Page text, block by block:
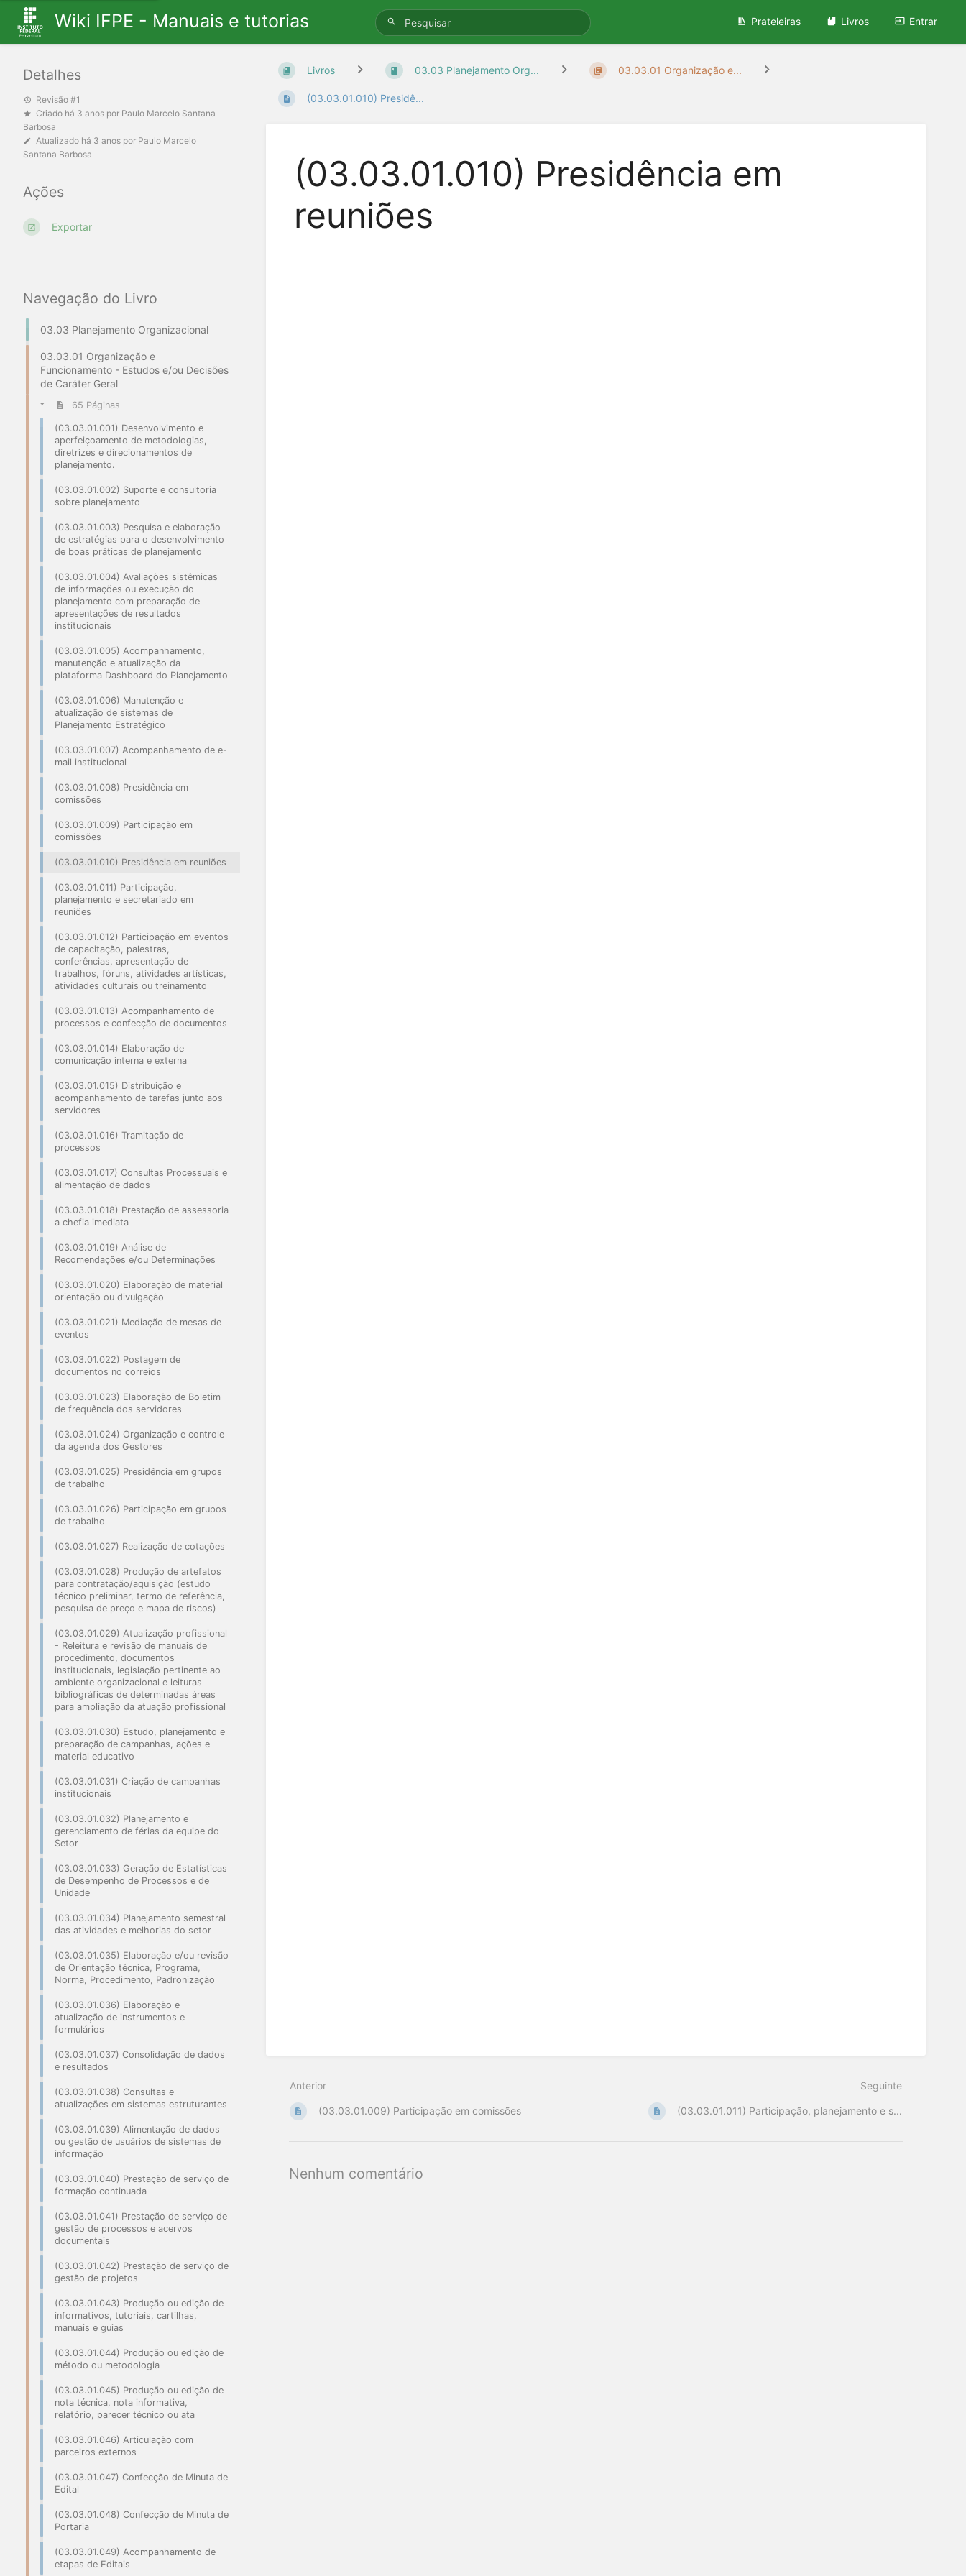
Wiki IFPE - Manuais e tutorias Prateleiras Livros Entrar
Navegação do Livro
03.03 Planejamento Organizacional
03.03.01 Organização e
Funcionamento - Estudos e/ou Decisões
de Caráter Geral
65 Páginas
(03.03.01.001) Desenvolvimento e
aperfeiçoamento de metodologias,
diretrizes e direcionamentos de
planejamento.
(03.03.01.002) Suporte e consultoria
sobre planejamento
(03.03.01.003) Pesquisa e elaboração
de estratégias para o desenvolvimento
de boas práticas de planejamento
(03.03.01.004) Avaliações sistêmicas
de informações ou execução do
planejamento com preparação de
apresentações de resultados
institucionais
(03.03.01.005) Acompanhamento,
manutenção e atualização da
plataforma Dashboard do Planejamento
(03.03.01.006) Manutenção e
atualização de sistemas de
Planejamento Estratégico
(03.03.01.007) Acompanhamento de e-
mail institucional
(03.03.01.008) Presidência em
comissões
(03.03.01.009) Participação em
comissões
(03.03.01.010) Presidência em reuniões
(03.03.01.011) Participação,
planejamento e secretariado em
reuniões
(03.03.01.012) Participação em eventos
de capacitação, palestras,
conferências, apresentação de
trabalhos, fóruns, atividades artísticas,
atividades culturais ou treinamento
(03.03.01.013) Acompanhamento de
processos e confecção de documentos
(03.03.01.014) Elaboração de
comunicação interna e externa
(03.03.01.015) Distribuição e
acompanhamento de tarefas junto aos
servidores
(03.03.01.016) Tramitação de
processos
(03.03.01.017) Consultas Processuais e
alimentação de dados
(03.03.01.018) Prestação de assessoria
a chefia imediata
(03.03.01.019) Análise de
Recomendações e/ou Determinações
(03.03.01.020) Elaboração de material
orientação ou divulgação
(03.03.01.021) Mediação de mesas de
eventos
(03.03.01.022) Postagem de
documentos no correios
(03.03.01.023) Elaboração de Boletim
de frequência dos servidores
(03.03.01.024) Organização e controle
da agenda dos Gestores
(03.03.01.025) Presidência em grupos
de trabalho
(03.03.01.026) Participação em grupos
de trabalho
(03.03.01.027) Realização de cotações
(03.03.01.028) Produção de artefatos
para contratação/aquisição (estudo
técnico preliminar, termo de referência,
pesquisa de preço e mapa de riscos)
(03.03.01.029) Atualização profissional
- Releitura e revisão de manuais de
procedimento, documentos
institucionais, legislação pertinente ao
ambiente organizacional e leituras
bibliográficas de determinadas áreas
para ampliação da atuação profissional
(03.03.01.030) Estudo, planejamento e
preparação de campanhas, ações e
material educativo
(03.03.01.031) Criação de campanhas
institucionais
(03.03.01.032) Planejamento e
gerenciamento de férias da equipe do
Setor
(03.03.01.033) Geração de Estatísticas
de Desempenho de Processos e de
Unidade
(03.03.01.034) Planejamento semestral
das atividades e melhorias do setor
(03.03.01.035) Elaboração e/ou revisão
de Orientação técnica, Programa,
Norma, Procedimento, Padronização
(03.03.01.036) Elaboração e
atualização de instrumentos e
formulários
(03.03.01.037) Consolidação de dados
e resultados
(03.03.01.038) Consultas e
atualizações em sistemas estruturantes
(03.03.01.039) Alimentação de dados
ou gestão de usuários de sistemas de
informação
(03.03.01.040) Prestação de serviço de
formação continuada
(03.03.01.041) Prestação de serviço de
gestão de processos e acervos
documentais
(03.03.01.042) Prestação de serviço de
gestão de projetos
(03.03.01.043) Produção ou edição de
informativos, tutoriais, cartilhas,
manuais e guias
(03.03.01.044) Produção ou edição de
método ou metodologia
(03.03.01.045) Produção ou edição de
nota técnica, nota informativa,
relatório, parecer técnico ou ata
(03.03.01.046) Articulação com
parceiros externos
(03.03.01.047) Confecção de Minuta de
Edital
(03.03.01.048) Confecção de Minuta de
Portaria
(03.03.01.049) Acompanhamento de
etapas de Editais
Livros 03.03 Planejamento Org... 03.03.01 Organização e...
(03.03.01.010) Presidê...
(03.03.01.010) Presidência em
reuniões
Anterior
(03.03.01.009) Participação em comissões
Seguinte
(03.03.01.011) Participação, planejamento e s...
Nenhum comentário
Detalhes
Revisão #1
Criado há 3 anos por Paulo Marcelo Santana
Barbosa
Atualizado há 3 anos por Paulo Marcelo
Santana Barbosa
Ações
Exportar